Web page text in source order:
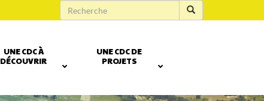
UNE CDC À
DÉCOUVRIR
UNE CDC DE
PROJETS